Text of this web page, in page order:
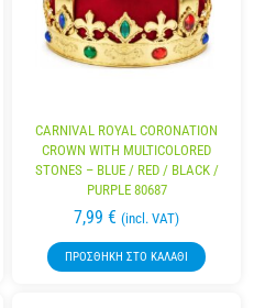
CARNIVAL ROYAL CORONATION
CROWN WITH MULTICOLORED
STONES – BLUE / RED / BLACK /
PURPLE 80687
7,99 € (incl. VAT)
ΠΡΟΣΘΉΚΗ ΣΤΟ ΚΑΛΆΘΙ